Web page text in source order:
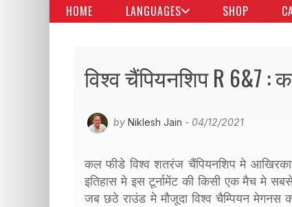
HOME LANGUAGES SHOP
विश्व चैंपियनशिप R 6&7
by Niklesh Jain - 04/12/2021
कल फीडे विश्व शतरंज चैंपियनशिप मे
इतिहास मे इस टूर्नामेंट की किसी एक मैच मे
जब छठे राउंड मे मौजूदा विश्व चैम्पियन